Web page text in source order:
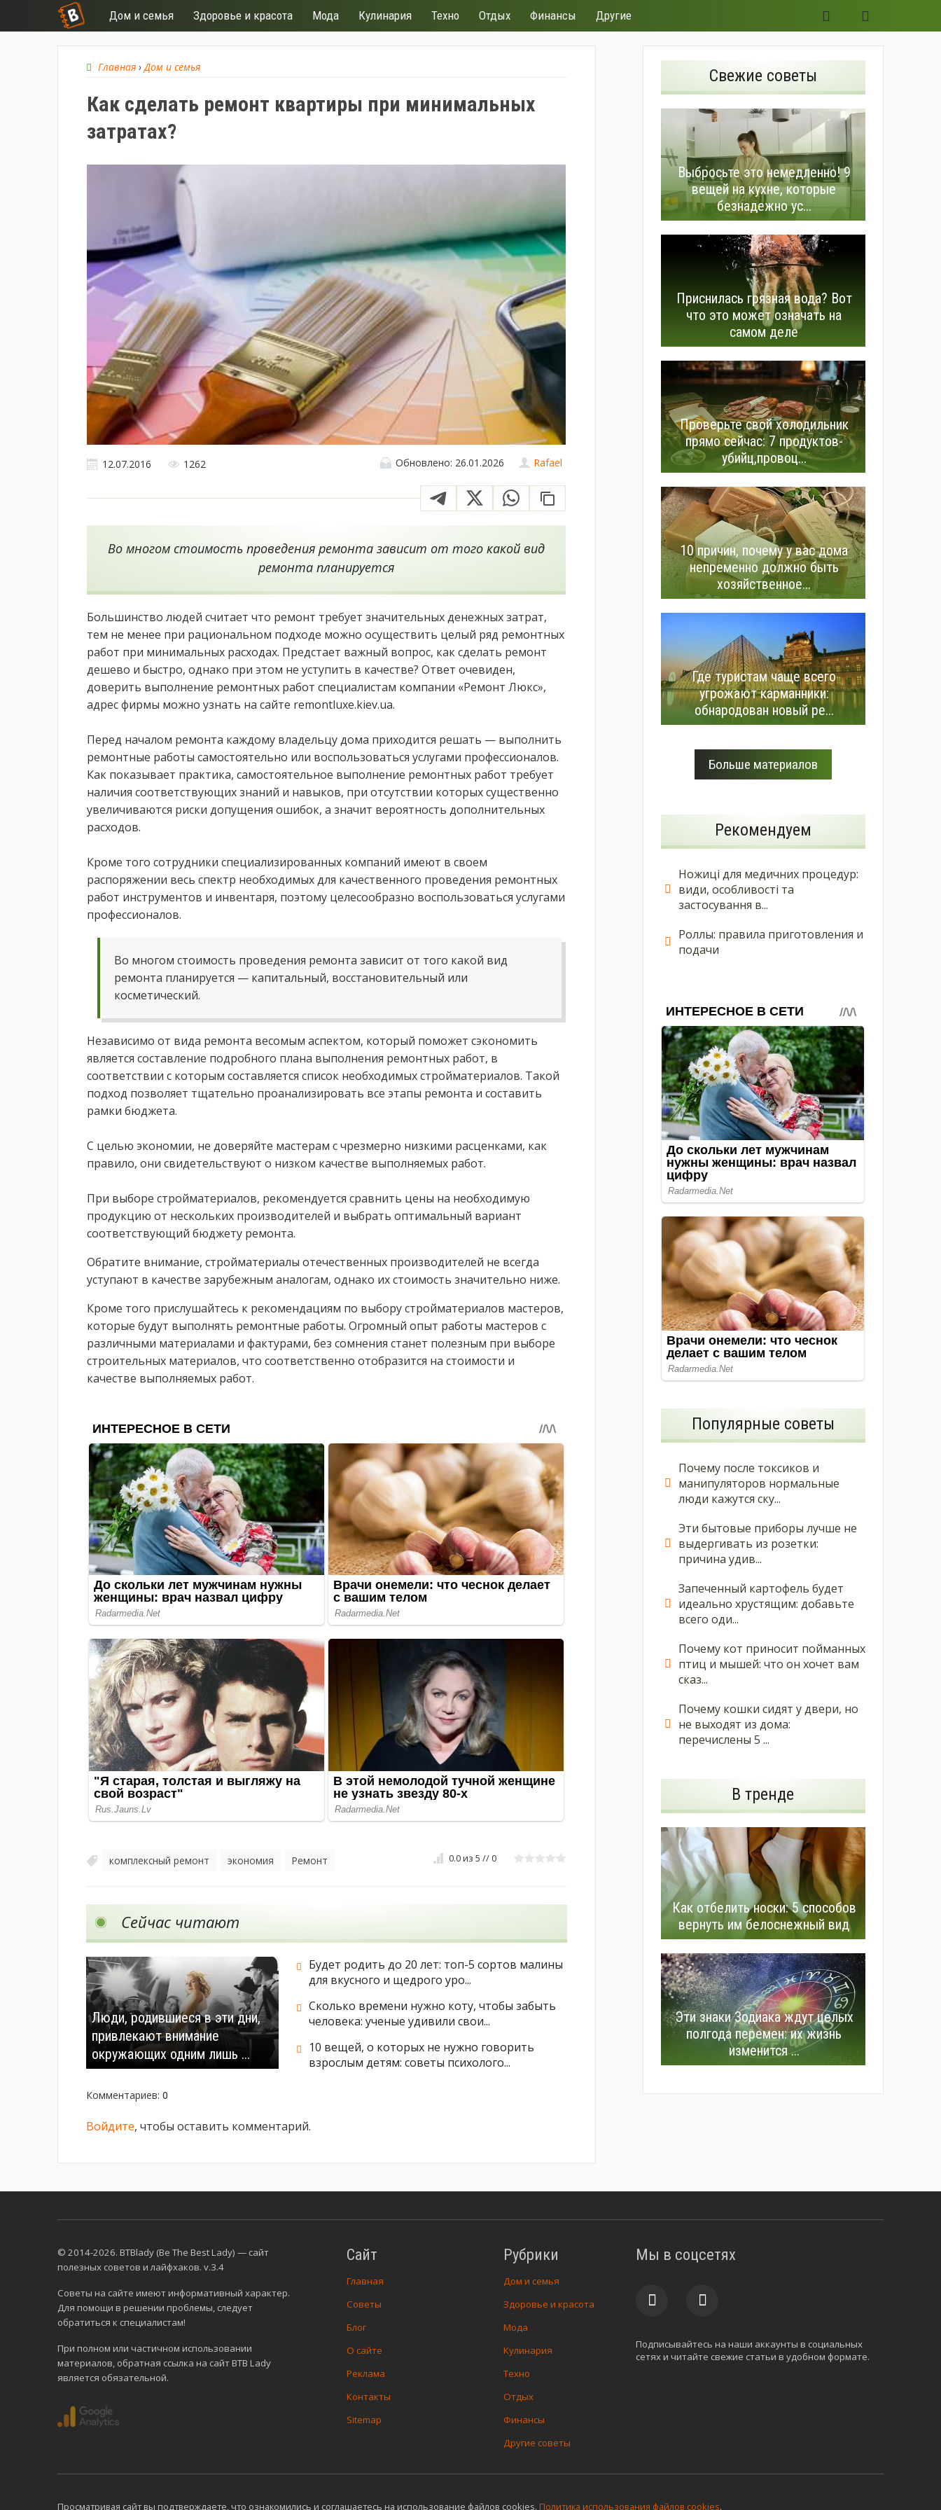
Дом и семья Здоровье и красота Мода Кулинария Техно Отдых Финансы Другие
Главная ›Дом и семья
Как сделать ремонт квартиры при минимальных
затратах?
Rafael
Обновлено: 26.01.2026
12.07.2016 1262
Во многом стоимость проведения ремонта зависит от того какой вид
ремонта планируется
Большинство людей считает что ремонт требует значительных денежных затрат,
тем не менее при рациональном подходе можно осуществить целый ряд ремонтных
работ при минимальных расходах. Предстает важный вопрос, как сделать ремонт
дешево и быстро, однако при этом не уступить в качестве? Ответ очевиден,
доверить выполнение ремонтных работ специалистам компании «Ремонт Люкс»,
адрес фирмы можно узнать на сайте remontluxe.kiev.ua.
Перед началом ремонта каждому владельцу дома приходится решать — выполнить
ремонтные работы самостоятельно или воспользоваться услугами профессионалов.
Как показывает практика, самостоятельное выполнение ремонтных работ требует
наличия соответствующих знаний и навыков, при отсутствии которых существенно
увеличиваются риски допущения ошибок, а значит вероятность дополнительных
расходов.
Кроме того сотрудники специализированных компаний имеют в своем
распоряжении весь спектр необходимых для качественного проведения ремонтных
работ инструментов и инвентаря, поэтому целесообразно воспользоваться услугами
профессионалов.
Во многом стоимость проведения ремонта зависит от того какой вид
ремонта планируется — капитальный, восстановительный или
косметический.
Независимо от вида ремонта весомым аспектом, который поможет сэкономить
является составление подробного плана выполнения ремонтных работ, в
соответствии с которым составляется список необходимых стройматериалов. Такой
подход позволяет тщательно проанализировать все этапы ремонта и составить
рамки бюджета.
С целью экономии, не доверяйте мастерам с чрезмерно низкими расценками, как
правило, они свидетельствуют о низком качестве выполняемых работ.
При выборе стройматериалов, рекомендуется сравнить цены на необходимую
продукцию от нескольких производителей и выбрать оптимальный вариант
соответствующий бюджету ремонта.
Обратите внимание, стройматериалы отечественных производителей не всегда
уступают в качестве зарубежным аналогам, однако их стоимость значительно ниже.
Кроме того прислушайтесь к рекомендациям по выбору стройматериалов мастеров,
которые будут выполнять ремонтные работы. Огромный опыт работы мастеров с
различными материалами и фактурами, без сомнения станет полезным при выборе
строительных материалов, что соответственно отобразится на стоимости и
качестве выполняемых работ.
0.0из 5 // 0
комплексный ремонт экономия Ремонт
Сейчас читают
Люди, родившиеся в эти дни,
привлекают внимание
окружающих одним лишь ...
Будет родить до 20 лет: топ-5 сортов малины
для вкусного и щедрого уро...
Сколько времени нужно коту, чтобы забыть
человека: ученые удивили свои...
10 вещей, о которых не нужно говорить
взрослым детям: советы психолого...
Комментариев: 0
Войдите, чтобы оставить комментарий.
Свежие советы
Выбросьте это немедленно! 9
вещей на кухне, которые
безнадежно ус...
Приснилась грязная вода? Вот
что это может означать на
самом деле
Проверьте свой холодильник
прямо сейчас: 7 продуктов-
убийц,провоц...
10 причин, почему у вас дома
непременно должно быть
хозяйственное...
Где туристам чаще всего
угрожают карманники:
обнародован новый ре...
Больше материалов
Рекомендуем
Ножиці для медичних процедур:
види, особливості та
застосування в...
Роллы: правила приготовления и
подачи
Популярные советы
Почему после токсиков и
манипуляторов нормальные
люди кажутся ску...
Эти бытовые приборы лучше не
выдергивать из розетки:
причина удив...
Запеченный картофель будет
идеально хрустящим: добавьте
всего оди...
Почему кот приносит пойманных
птиц и мышей: что он хочет вам
сказ...
Почему кошки сидят у двери, но
не выходят из дома:
перечислены 5 ...
В тренде
Как отбелить носки: 5 способов
вернуть им белоснежный вид
Эти знаки Зодиака ждут целых
полгода перемен: их жизнь
изменится ...
© 2014-2026. BTBlady (Be The Best Lady) — сайт
полезных советов и лайфхаков. v.3.4
Советы на сайте имеют информативный характер.
Для помощи в решении проблемы, следует
обратиться к специалистам!
При полном или частичном использовании
материалов, обратная ссылка на сайт BTB Lady
является обязательной.
Сайт
Главная
Советы
Блог
О сайте
Реклама
Контакты
Sitemap
Рубрики
Дом и семья
Здоровье и красота
Мода
Кулинария
Техно
Отдых
Финансы
Другие советы
Мы в соцсетях
Подписывайтесь на наши аккаунты в социальных
сетях и читайте свежие статьи в удобном формате.
Просматривая сайт вы подтверждаете, что ознакомились и соглашаетесь на использование файлов cookies. Политика использования файлов cookies.